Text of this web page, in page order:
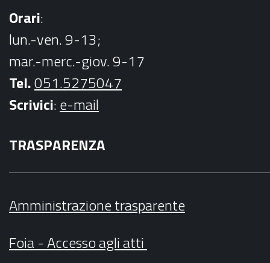
Orari:
lun.-ven. 9-13;
mar.-merc.-giov. 9-17
Tel.051.5275047
Scrivici:e-mail
TRASPARENZA
Amministrazione trasparente
Foia - Accesso agli atti